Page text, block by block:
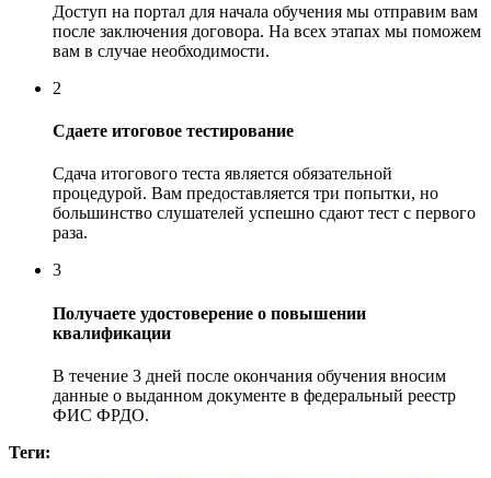
Доступ на портал для начала обучения мы отправим вам
после заключения договора. На всех этапах мы поможем
вам в случае необходимости.
2
Сдаете итоговое тестирование
Сдача итогового теста является обязательной
процедурой. Вам предоставляется три попытки, но
большинство слушателей успешно сдают тест с первого
раза.
3
Получаете удостоверение о повышении
квалификации
В течение 3 дней после окончания обучения вносим
данные о выданном документе в федеральный реестр
ФИС ФРДО.
Теги: